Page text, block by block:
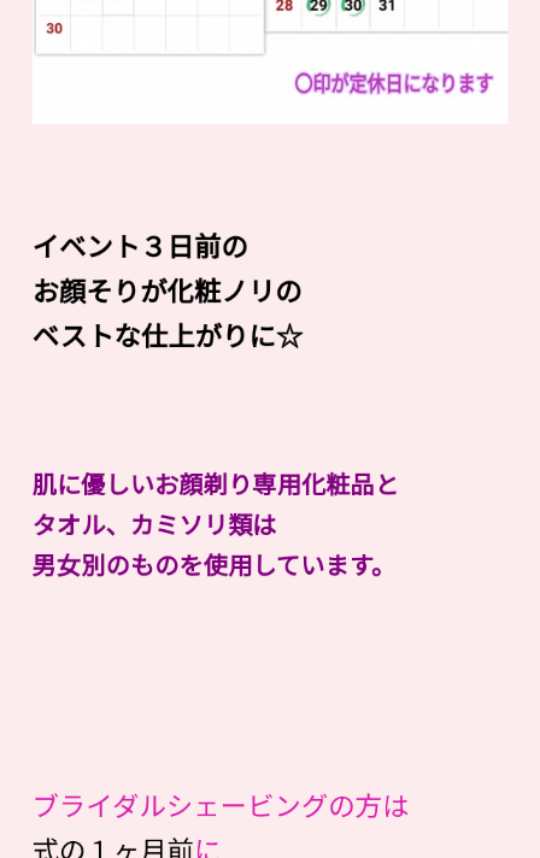
イベント３日前の
お顔そりが化粧ノリの
ベストな仕上がりに☆
肌に優しいお顔剃り専用化粧品と
タオル、カミソリ類は
男女別のものを使用しています。
ブライダルシェービングの方は
式の１ヶ月前に